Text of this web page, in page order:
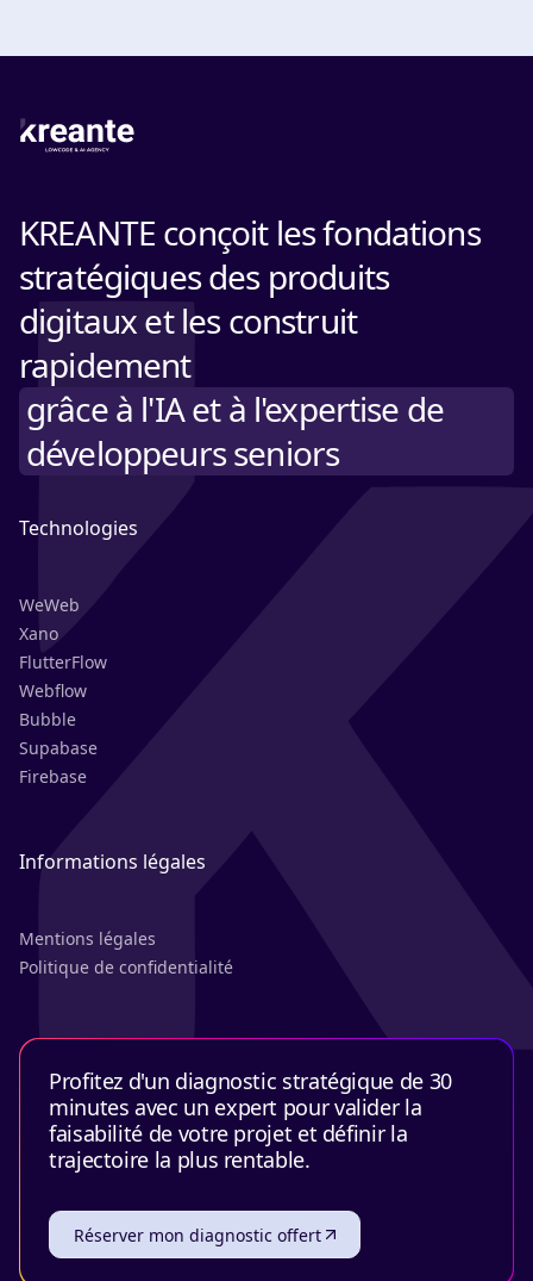
KREANTE conçoit les fondations
stratégiques des produits
digitaux et les construit
rapidement
grâce à l'IA et à l'expertise de
développeurs seniors
Technologies
WeWeb
Xano
FlutterFlow
Webflow
Bubble
Supabase
Firebase
Informations légales
Mentions légales
Politique de confidentialité
Profitez d'un diagnostic stratégique de 30
minutes avec un expert pour valider la
faisabilité de votre projet et définir la
trajectoire la plus rentable.
Réserver mon diagnostic offert